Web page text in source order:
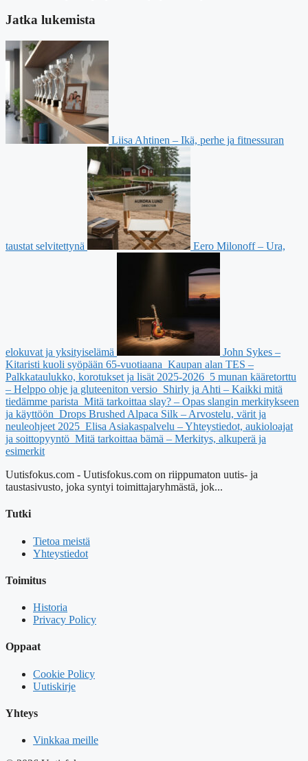
Jatka lukemista
Liisa Ahtinen – Ikä, perhe ja fitnessuran
taustat selvitettynä Eero Milonoff – Ura,
elokuvat ja yksityiselämä
John Sykes –
Kitaristi kuoli syöpään 65-vuotiaana Kaupan alan TES –
Palkkataulukko, korotukset ja lisät 2025-2026 5 munan kääretorttu
– Helppo ohje ja gluteeniton versio Shirly ja Ahti – Kaikki mitä
tiedämme parista Mitä tarkoittaa slay? – Opas slangin merkitykseen
ja käyttöön Drops Brushed Alpaca Silk – Arvostelu, värit ja
neuleohjeet 2025 Elisa Asiakaspalvelu – Yhteystiedot, aukioloajat
ja soittopyyntö Mitä tarkoittaa bämä – Merkitys, alkuperä ja
esimerkit
Uutisfokus.com - Uutisfokus.com on riippumaton uutis- ja
taustasivusto, joka syntyi toimittajaryhmästä, jok...
Tutki
Tietoa meistä
Yhteystiedot
Toimitus
Historia
Privacy Policy
Oppaat
Cookie Policy
Uutiskirje
Yhteys
Vinkkaa meille